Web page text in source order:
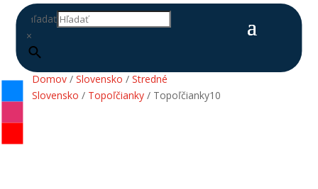
Hľadať
×
Domov/ Slovensko / Stredné
Slovensko / Topoľčianky/ Topoľčianky10